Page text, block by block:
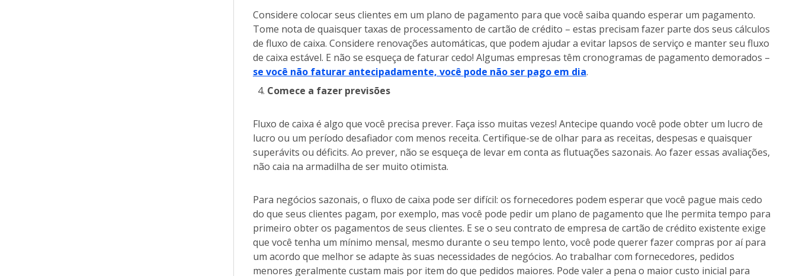
Considere colocar seus clientes em um plano de pagamento para que você saiba quando esperar um pagamento.
Tome nota de quaisquer taxas de processamento de cartão de crédito – estas precisam fazer parte dos seus cálculos
de fluxo de caixa. Considere renovações automáticas, que podem ajudar a evitar lapsos de serviço e manter seu fluxo
de caixa estável. E não se esqueça de faturar cedo! Algumas empresas têm cronogramas de pagamento demorados –
se você não faturar antecipadamente, você pode não ser pago em dia.
Comece a fazer previsões
Fluxo de caixa é algo que você precisa prever. Faça isso muitas vezes! Antecipe quando você pode obter um lucro de
lucro ou um período desafiador com menos receita. Certifique-se de olhar para as receitas, despesas e quaisquer
superávits ou déficits. Ao prever, não se esqueça de levar em conta as flutuações sazonais. Ao fazer essas avaliações,
não caia na armadilha de ser muito otimista.
Para negócios sazonais, o fluxo de caixa pode ser difícil: os fornecedores podem esperar que você pague mais cedo
do que seus clientes pagam, por exemplo, mas você pode pedir um plano de pagamento que lhe permita tempo para
primeiro obter os pagamentos de seus clientes. E se o seu contrato de empresa de cartão de crédito existente exige
que você tenha um mínimo mensal, mesmo durante o seu tempo lento, você pode querer fazer compras por aí para
um acordo que melhor se adapte às suas necessidades de negócios. Ao trabalhar com fornecedores, pedidos
menores geralmente custam mais por item do que pedidos maiores. Pode valer a pena o maior custo inicial para